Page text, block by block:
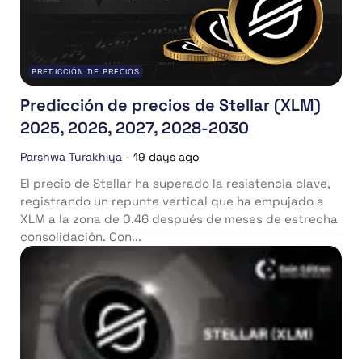
PREDICCIÓN DE PRECIOS
Predicción de precios de Stellar (XLM)
2025, 2026, 2027, 2028-2030
Parshwa Turakhiya - 19 days ago
El precio de Stellar ha superado la resistencia clave,
registrando un repunte vertical que ha empujado a
XLM a la zona de 0.46 después de meses de estrecha
consolidación. Con...